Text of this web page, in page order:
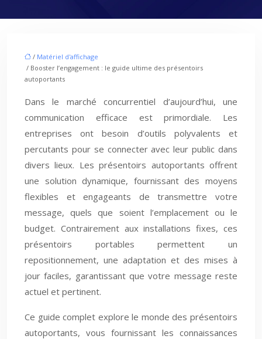
/ Matériel d'affichage
/ Booster l’engagement : le guide ultime des présentoirs
autoportants
Dans le marché concurrentiel d’aujourd’hui, une
communication efficace est primordiale. Les
entreprises ont besoin d’outils polyvalents et
percutants pour se connecter avec leur public dans
divers lieux. Les présentoirs autoportants offrent
une solution dynamique, fournissant des moyens
flexibles et engageants de transmettre votre
message, quels que soient l’emplacement ou le
budget. Contrairement aux installations fixes, ces
présentoirs portables permettent un
repositionnement, une adaptation et des mises à
jour faciles, garantissant que votre message reste
actuel et pertinent.
Ce guide complet explore le monde des présentoirs
autoportants, vous fournissant les connaissances